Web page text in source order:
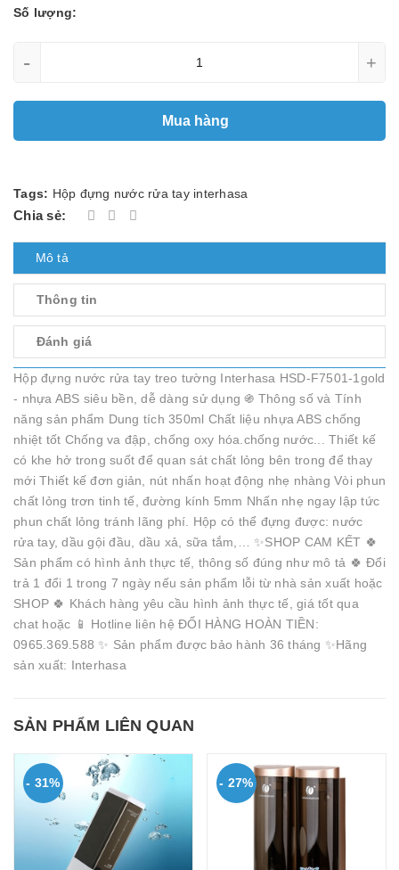
Số lượng:
- +
Mua hàng
Tags: Hộp đựng nước rửa tay interhasa
Chia sẻ:
Mô tả
Thông tin
Đánh giá
Hộp đựng nước rửa tay treo tường Interhasa HSD-F7501-1gold
- nhựa ABS siêu bền, dễ dàng sử dụng ֍ Thông số và Tính
năng sản phẩm Dung tích 350ml Chất liệu nhựa ABS chống
nhiệt tốt Chống va đập, chống oxy hóa.chống nước... Thiết kế
có khe hở trong suốt để quan sát chất lỏng bên trong để thay
mới Thiết kế đơn giản, nút nhấn hoạt động nhẹ nhàng Vòi phun
chất lỏng trơn tinh tế, đường kính 5mm Nhấn nhẹ ngay lập tức
phun chất lỏng tránh lãng phí. Hộp có thể đựng được: nước
rửa tay, dầu gội đầu, dầu xả, sữa tắm,… ✨SHOP CAM KẾT 🍀
Sản phẩm có hình ảnh thực tế, thông số đúng như mô tả 🍀 Đổi
trả 1 đổi 1 trong 7 ngày nếu sản phẩm lỗi từ nhà sản xuất hoặc
SHOP 🍀 Khách hàng yêu cầu hình ảnh thực tế, giá tốt qua
chat hoặc 📱 Hotline liên hệ ĐỔI HÀNG HOÀN TIỀN:
0965.369.588 ✨ Sản phẩm được bảo hành 36 tháng ✨Hãng
sản xuất: Interhasa
SẢN PHẨM LIÊN QUAN
- 31% - 27%